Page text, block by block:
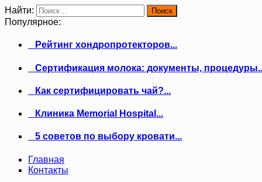
Найти:
Популярное:
Рейтинг хондропротекторов...
Сертификация молока: документы,
Как сертифицировать чай?...
Клиника Memorial Hospital...
5 советов по выбору кровати...
Главная
Контакты